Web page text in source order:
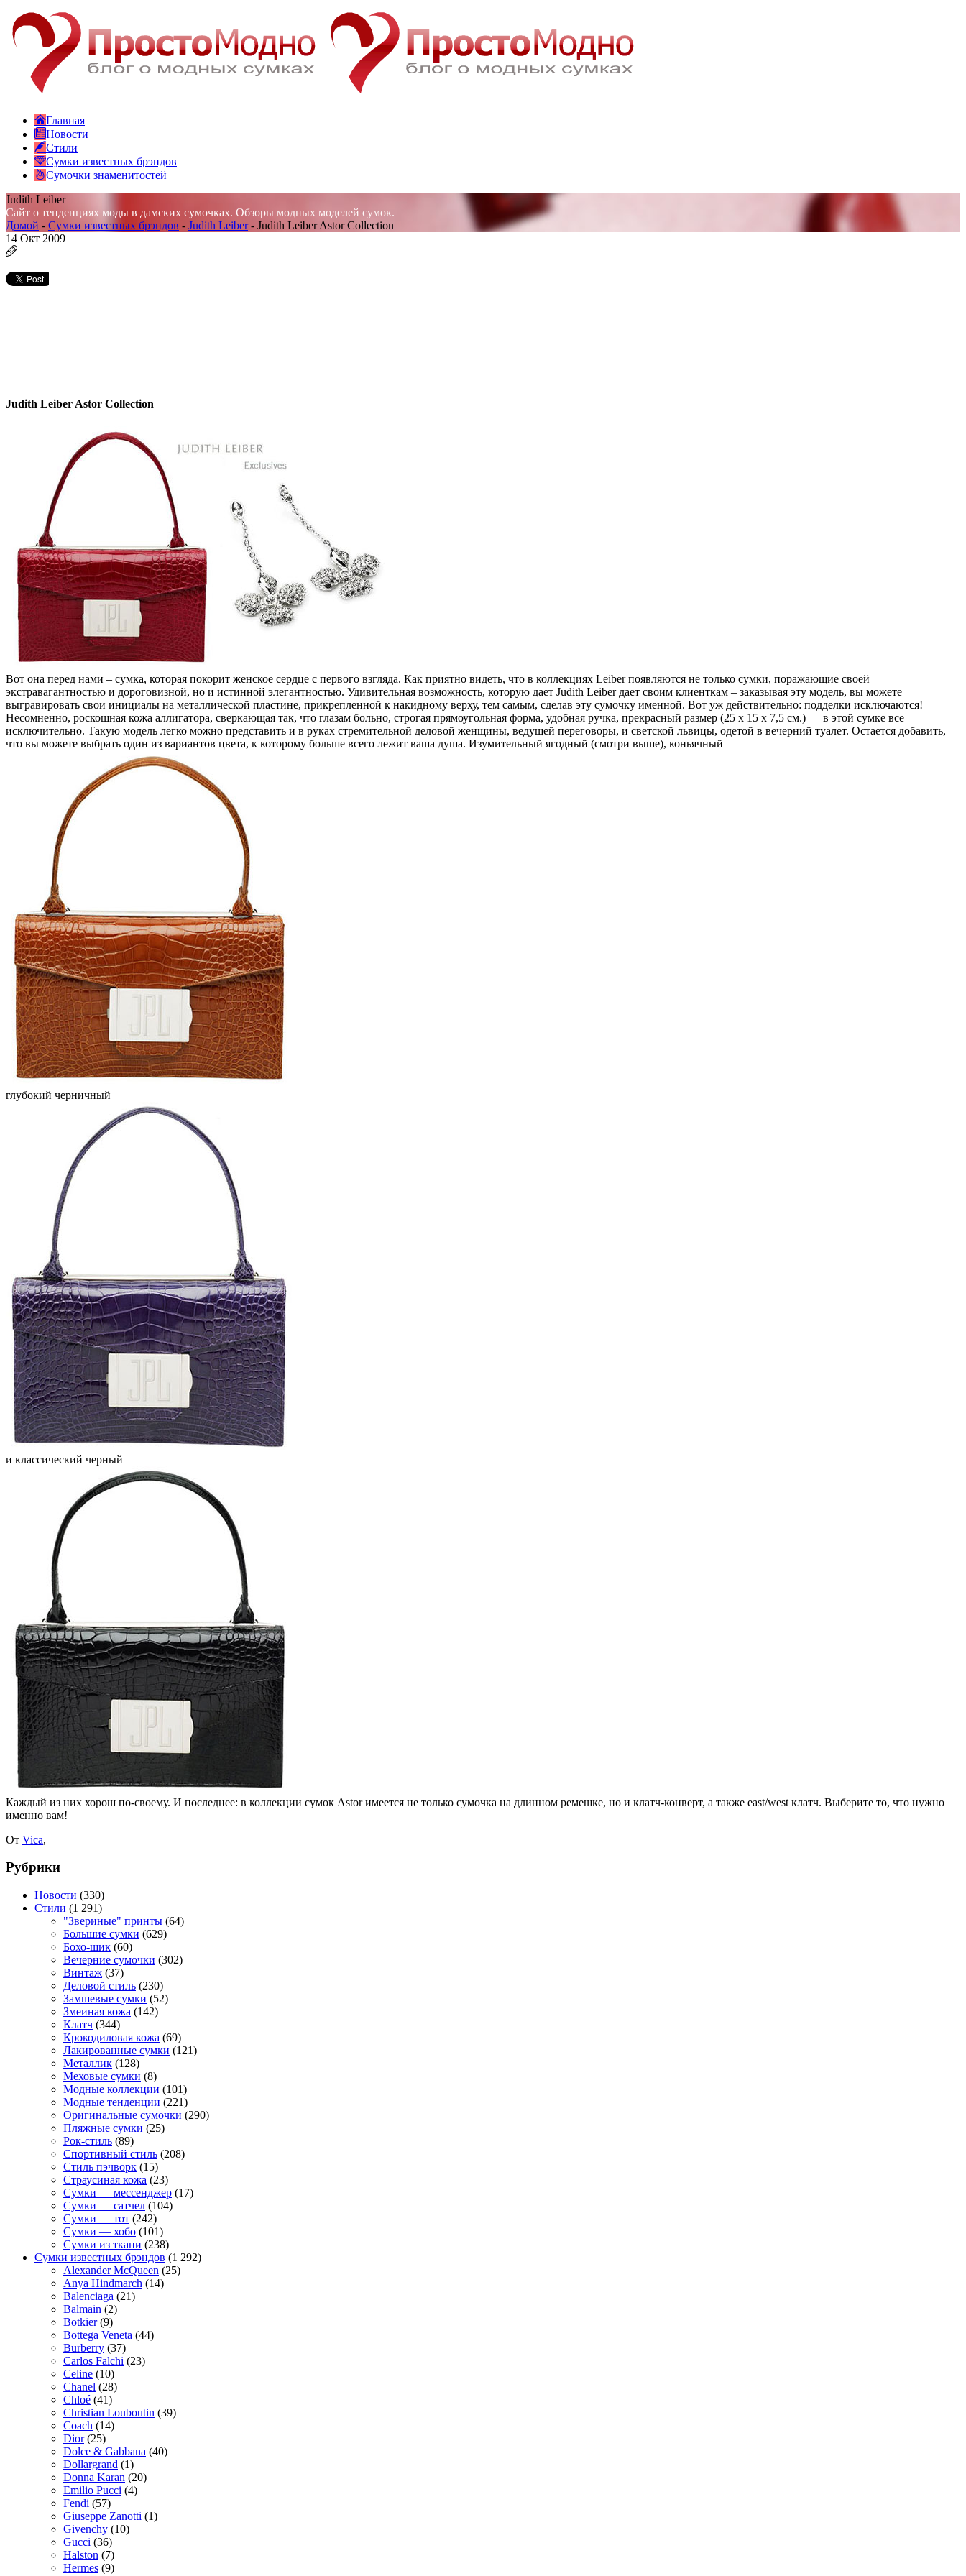
Главная
Новости
Стили
Сумки известных брэндов
Сумочки знаменитостей
Judith Leiber
Сайт о тенденциях моды в дамских сумочках. Обзоры модных моделей сумок.
Домой - Сумки известных брэндов - Judith Leiber - Judith Leiber Astor Collection
14 Окт 2009
Judith Leiber Astor Collection
Вот она перед нами – сумка, которая покорит женское сердце с первого взгляда. Как приятно видеть, что в коллекциях Leiber появляются не только сумки, поражающие своей
экстравагантностью и дороговизной, но и истинной элегантностью. Удивительная возможность, которую дает Judith Leiber дает своим клиенткам – заказывая эту модель, вы можете
выгравировать свои инициалы на металлической пластине, прикрепленной к накидному верху, тем самым, сделав эту сумочку именной. Вот уж действительно: подделки исключаются!
Несомненно, роскошная кожа аллигатора, сверкающая так, что глазам больно, строгая прямоугольная форма, удобная ручка, прекрасный размер (25 х 15 х 7,5 см.) — в этой сумке все
исключительно. Такую модель легко можно представить и в руках стремительной деловой женщины, ведущей переговоры, и светской львицы, одетой в вечерний туалет. Остается добавить,
что вы можете выбрать один из вариантов цвета, к которому больше всего лежит ваша душа. Изумительный ягодный (смотри выше), коньячный
глубокий черничный
и классический черный
Каждый из них хорош по-своему. И последнее: в коллекции сумок Astor имеется не только сумочка на длинном ремешке, но и клатч-конверт, а также east/west клатч. Выберите то, что нужно
именно вам!
От Vica,
Рубрики
Новости (330)
Стили (1 291)
"Звериные" принты (64)
Большие сумки (629)
Бохо-шик (60)
Вечерние сумочки (302)
Винтаж (37)
Деловой стиль (230)
Замшевые сумки (52)
Змеиная кожа (142)
Клатч (344)
Крокодиловая кожа (69)
Лакированные сумки (121)
Металлик (128)
Меховые сумки (8)
Модные коллекции (101)
Модные тенденции (221)
Оригинальные сумочки (290)
Пляжные сумки (25)
Рок-стиль (89)
Спортивный стиль (208)
Стиль пэчворк (15)
Страусиная кожа (23)
Сумки — мессенджер (17)
Сумки — сатчел (104)
Сумки — тот (242)
Сумки — хобо (101)
Сумки из ткани (238)
Сумки известных брэндов (1 292)
Alexander McQueen (25)
Anya Hindmarch (14)
Balenciaga (21)
Balmain (2)
Botkier(9)
Bottega Veneta (44)
Burberry (37)
Carlos Falchi (23)
Celine (10)
Chanel (28)
Chloé (41)
Christian Louboutin (39)
Coach (14)
Dior(25)
Dolce & Gabbana (40)
Dollargrand (1)
Donna Karan (20)
Emilio Pucci (4)
Fendi (57)
Giuseppe Zanotti (1)
Givenchy (10)
Gucci (36)
Halston (7)
Hermes (9)